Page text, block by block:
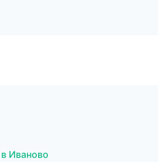
Иваново